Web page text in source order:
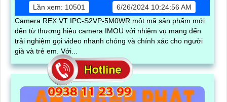
Lần xem: 10501
6/26/2024 10:24:56 AM
Camera REX VT IPC-S2VP-5M0WR một mã sản phẩm mới
đến từ thương hiệu camera IMOU với nhiệm vụ mang đến
trải nghiệm gọi video nhanh chóng và chính xác cho người
già và trẻ em. Với...